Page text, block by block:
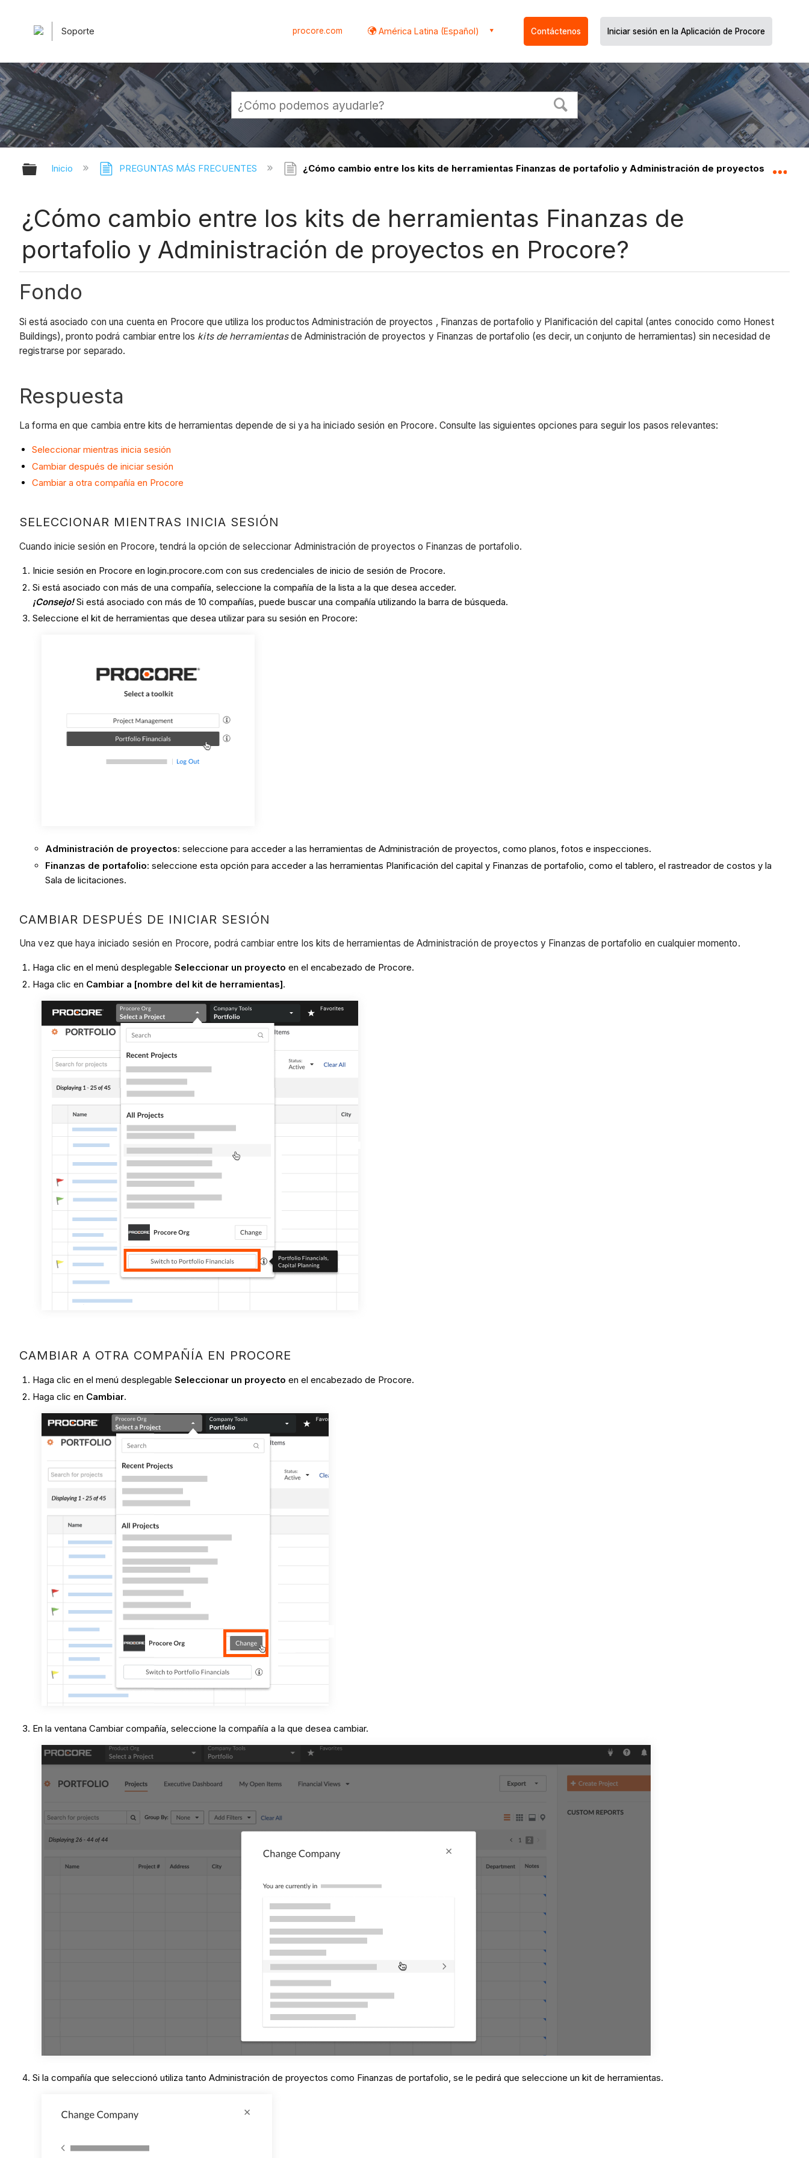
Soporte procore.com América Latina (Español) Contáctenos Iniciar sesión en la Aplicación de Procore
Expandir/contraer jerarquía global
Inicio PREGUNTAS MÁS FRECUENTES ¿Cómo cambio entre los kits de herramientas Finanzas de portafolio y Administración de proyectos en
¿Cómo cambio entre los kits de herramientas Finanzas de
portafolio y Administración de proyectos en Procore?
Fondo
Si está asociado con una cuenta en Procore que utiliza los productos Administración de proyectos , Finanzas de portafolio y Planificación del capital (antes conocido como Honest
Buildings), pronto podrá cambiar entre los kits de herramientasde Administración de proyectos y Finanzas de portafolio (es decir, un conjunto de herramientas) sin necesidad de
registrarse por separado.
Respuesta
La forma en que cambia entre kits de herramientas depende de si ya ha iniciado sesión en Procore. Consulte las siguientes opciones para seguir los pasos relevantes:
Seleccionar mientras inicia sesión
Cambiar después de iniciar sesión
Cambiar a otra compañía en Procore
SELECCIONAR MIENTRAS INICIA SESIÓN
Cuando inicie sesión en Procore, tendrá la opción de seleccionar Administración de proyectos o Finanzas de portafolio.
Inicie sesión en Procore en login.procore.com con sus credenciales de inicio de sesión de Procore.
Si está asociado con más de una compañía, seleccione la compañía de la lista a la que desea acceder.
¡Consejo!Si está asociado con más de 10 compañías, puede buscar una compañía utilizando la barra de búsqueda.
Seleccione el kit de herramientas que desea utilizar para su sesión en Procore:
Administración de proyectos: seleccione para acceder a las herramientas de Administración de proyectos, como planos, fotos e inspecciones.
Finanzas de portafolio: seleccione esta opción para acceder a las herramientas Planificación del capital y Finanzas de portafolio, como el tablero, el rastreador de costos y la
Sala de licitaciones.
CAMBIAR DESPUÉS DE INICIAR SESIÓN
Una vez que haya iniciado sesión en Procore, podrá cambiar entre los kits de herramientas de Administración de proyectos y Finanzas de portafolio en cualquier momento.
Haga clic en el menú desplegableSeleccionar un proyectoen el encabezado de Procore.
Haga clic en Cambiar a [nombre del kit de herramientas].
CAMBIAR A OTRA COMPAÑÍA EN PROCORE
Haga clic en el menú desplegableSeleccionar un proyectoen el encabezado de Procore.
Haga clic en Cambiar.
En la ventana Cambiar compañía, seleccione la compañía a la que desea cambiar.
Si la compañía que seleccionó utiliza tanto Administración de proyectos como Finanzas de portafolio, se le pedirá que seleccione un kit de herramientas.